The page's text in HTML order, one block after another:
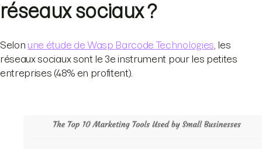
réseaux sociaux ?
Selon une étude de Wasp Barcode Technologies , les
réseaux sociaux sont le 3e instrument pour les petites
entreprises (48% en profitent).